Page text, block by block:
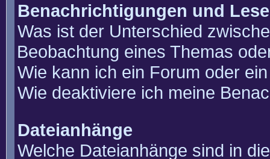
Benachrichtigungen und
Was ist der Unterschied
Beobachtung eines Themas
Wie kann ich ein Forum oder
Wie deaktiviere ich meine
Dateianhänge
Welche Dateianhänge sind in